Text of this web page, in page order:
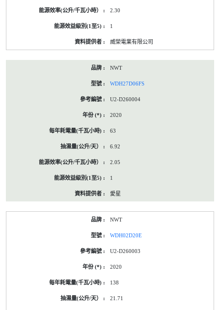
2.30
1
威榮電業有限公司
NWT
WDH27D06FS
U2-D260004
2020
63
6.92
2.05
1
愛星
NWT
WDH02D20E
U2-D260003
2020
138
21.71